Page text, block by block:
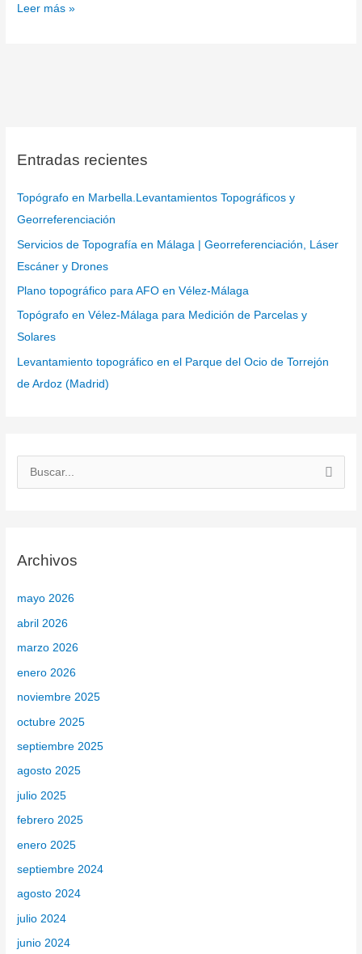
Leer más »
Entradas recientes
Topógrafo en Marbella.Levantamientos Topográficos y
Georreferenciación
Servicios de Topografía en Málaga | Georreferenciación, Láser
Escáner y Drones
Plano topográfico para AFO en Vélez-Málaga
Topógrafo en Vélez-Málaga para Medición de Parcelas y
Solares
Levantamiento topográfico en el Parque del Ocio de Torrejón
de Ardoz (Madrid)
a
o
r
:
Archivos
mayo 2026
abril 2026
marzo 2026
enero 2026
noviembre 2025
octubre 2025
septiembre 2025
agosto 2025
julio 2025
febrero 2025
enero 2025
septiembre 2024
agosto 2024
julio 2024
junio 2024